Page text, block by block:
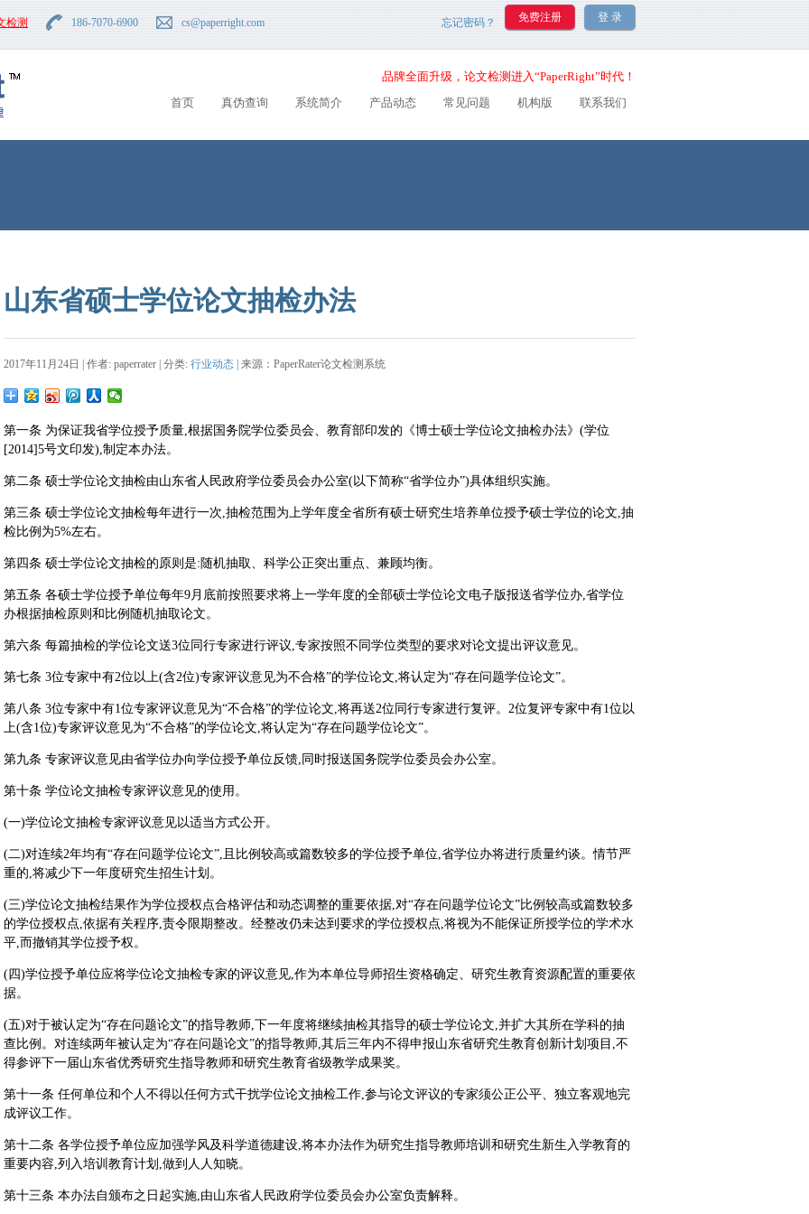
检测 186-7070-6900 cs@paperright.com 忘记密码？
品牌全面升级，论文检测进入“PaperRight”时代！
首页
真伪查询 系统简介 产品动态 常见问题 机构版 联系我们
山东省硕士学位论文抽检办法
2017年11月24日 | 作者: paperrater | 分类: 行业动态 | 来源：PaperRater论文检测系统
第一条 为保证我省学位授予质量,根据国务院学位委员会、教育部印发的《博士硕士学位论文抽检办法》(学位
[2014]5号文印发),制定本办法。
第二条 硕士学位论文抽检由山东省人民政府学位委员会办公室(以下简称“省学位办”)具体组织实施。
第三条 硕士学位论文抽检每年进行一次,抽检范围为上学年度全省所有硕士研究生培养单位授予硕士学位的论文,抽
检比例为5%左右。
第四条 硕士学位论文抽检的原则是:随机抽取、科学公正突出重点、兼顾均衡。
第五条 各硕士学位授予单位每年9月底前按照要求将上一学年度的全部硕士学位论文电子版报送省学位办,省学位
办根据抽检原则和比例随机抽取论文。
第六条 每篇抽检的学位论文送3位同行专家进行评议,专家按照不同学位类型的要求对论文提出评议意见。
第七条 3位专家中有2位以上(含2位)专家评议意见为不合格”的学位论文,将认定为“存在问题学位论文”。
第八条 3位专家中有1位专家评议意见为“不合格”的学位论文,将再送2位同行专家进行复评。2位复评专家中有1位以
上(含1位)专家评议意见为“不合格”的学位论文,将认定为“存在问题学位论文”。
第九条 专家评议意见由省学位办向学位授予单位反馈,同时报送国务院学位委员会办公室。
第十条 学位论文抽检专家评议意见的使用。
(一)学位论文抽检专家评议意见以适当方式公开。
(二)对连续2年均有“存在问题学位论文”,且比例较高或篇数较多的学位授予单位,省学位办将进行质量约谈。情节严
重的,将减少下一年度研究生招生计划。
(三)学位论文抽检结果作为学位授权点合格评估和动态调整的重要依据,对“存在问题学位论文”比例较高或篇数较多
的学位授权点,依据有关程序,责令限期整改。经整改仍未达到要求的学位授权点,将视为不能保证所授学位的学术水
平,而撤销其学位授予权。
(四)学位授予单位应将学位论文抽检专家的评议意见,作为本单位导师招生资格确定、研究生教育资源配置的重要依
据。
(五)对于被认定为“存在问题论文”的指导教师,下一年度将继续抽检其指导的硕士学位论文,并扩大其所在学科的抽
查比例。对连续两年被认定为“存在问题论文”的指导教师,其后三年内不得申报山东省研究生教育创新计划项目,不
得参评下一届山东省优秀研究生指导教师和研究生教育省级教学成果奖。
第十一条 任何单位和个人不得以任何方式干扰学位论文抽检工作,参与论文评议的专家须公正公平、独立客观地完
成评议工作。
第十二条 各学位授予单位应加强学风及科学道德建设,将本办法作为研究生指导教师培训和研究生新生入学教育的
重要内容,列入培训教育计划,做到人人知晓。
第十三条 本办法自颁布之日起实施,由山东省人民政府学位委员会办公室负责解释。